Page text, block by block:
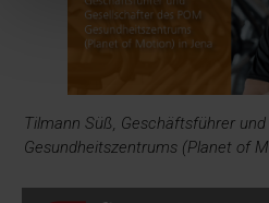
Tilmann Süß, Geschäftsführer
Gesundheitszentrums (Planet of